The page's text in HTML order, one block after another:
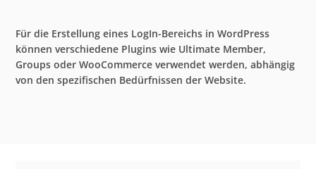
Für die Erstellung eines LogIn-Bereichs in WordPress
können verschiedene Plugins wie Ultimate Member,
Groups oder WooCommerce verwendet werden, abhängig
von den spezifischen Bedürfnissen der Website.